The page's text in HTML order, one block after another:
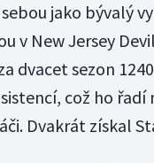
jako bývalý
v New Jersey
dvacet sezon
což ho
Dvakrát získal